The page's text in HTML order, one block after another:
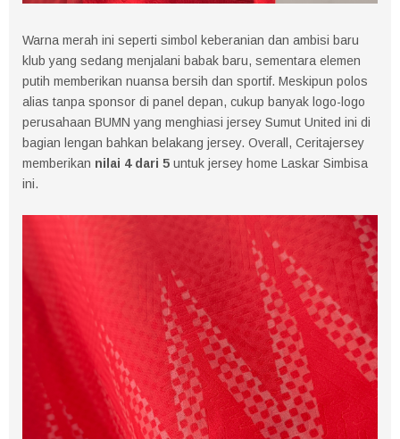
Warna merah ini seperti simbol keberanian dan ambisi baru
klub yang sedang menjalani babak baru, sementara elemen
putih memberikan nuansa bersih dan sportif. Meskipun polos
alias tanpa sponsor di panel depan, cukup banyak logo-logo
perusahaan BUMN yang menghiasi jersey Sumut United ini di
bagian lengan bahkan belakang jersey. Overall, Ceritajersey
memberikan nilai 4 dari 5 untuk jersey home Laskar Simbisa
ini.